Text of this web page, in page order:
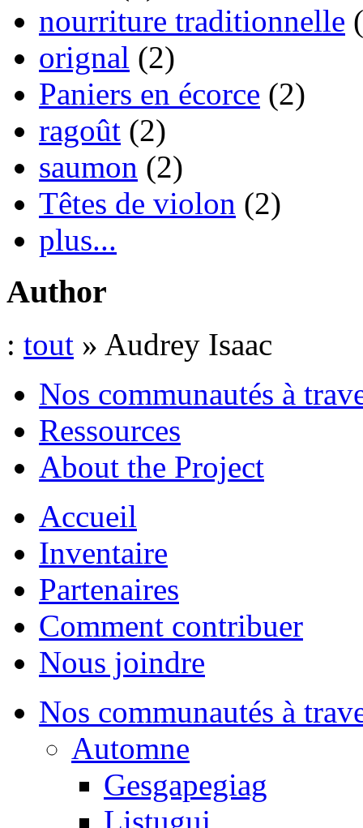
nourriture traditionnelle
orignal (2)
Paniers en écorce (2)
ragoût (2)
saumon (2)
Têtes de violon (2)
plus...
Author
: tout » Audrey Isaac
Nos communautés à
Ressources
About the Project
Accueil
Inventaire
Partenaires
Comment contribuer
Nous joindre
Nos communautés à
Automne
Gesgapegiag